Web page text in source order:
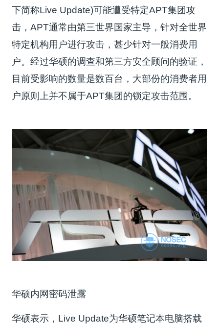
下简称Live Update)可能遭受特定APT集团攻
击，APT通常由第三世界国家主导，针对全世界
特定机构用户进行攻击，甚少针对一般消费用
户。经过华硕的调查和第三方安全顾问的验证，
目前受影响的数量是数百台，大部份的消费者用
户原则上并不属于APT集团的锁定攻击范围。
华硕内网密码泄露
华硕表示，Live Update为华硕笔记本电脑搭载